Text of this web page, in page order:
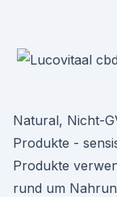
Natural, Nicht-
Produkte -
Produkte
rund um